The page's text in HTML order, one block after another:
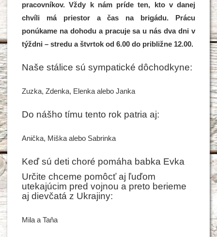
pracovníkov. Vždy k nám príde ten, kto v danej
chvíli má priestor a čas na brigádu. Prácu
ponúkame na dohodu a pracuje sa u nás dva dni v
týždni – stredu a štvrtok od 6.00 do približne 12.00.
Naše stálice sú sympatické dôchodkyne:
Zuzka, Zdenka, Elenka alebo Janka
Do nášho tímu tento rok patria aj:
Anička, Miška alebo Sabrinka
Keď sú deti choré pomáha babka Evka
Určite chceme pomôcť aj ľuďom
utekajúcim pred vojnou a preto berieme
aj dievčatá z Ukrajiny:
Mila a Taňa